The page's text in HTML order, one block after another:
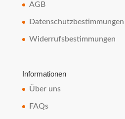
AGB
Datenschutzbestimmungen
Widerrufsbestimmungen
Informationen
Über uns
FAQs